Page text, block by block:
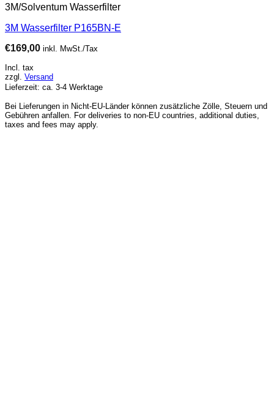
3M/Solventum Wasserfilter
3M Wasserfilter P165BN-E
€169,00 inkl. MwSt./Tax
Incl. tax
zzgl. Versand
Lieferzeit: ca. 3-4 Werktage
Bei Lieferungen in Nicht-EU-Länder können zusätzliche Zölle, Steuern und
Gebühren anfallen. For deliveries to non-EU countries, additional duties,
taxes and fees may apply.